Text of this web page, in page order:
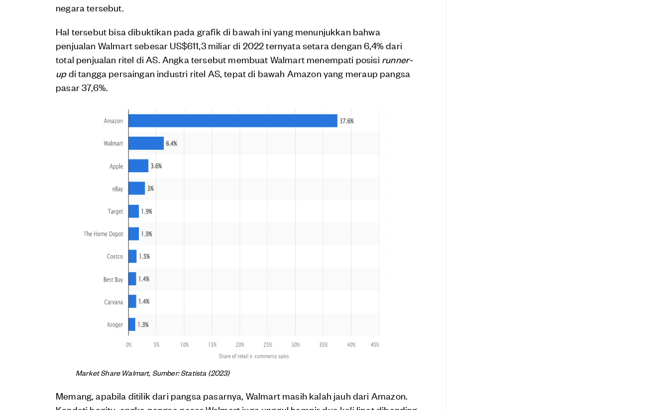
negara tersebut.
Hal tersebut bisa dibuktikan pada grafik di bawah ini yang menunjukkan bahwa
penjualan Walmart sebesar US$611,3 miliar di 2022 ternyata setara dengan 6,4% dari
total penjualan ritel di AS. Angka tersebut membuat Walmart menempati posisi runner-
updi tangga persaingan industri ritel AS, tepat di bawah Amazon yang meraup pangsa
pasar 37,6%.
Market Share Walmart, Sumber: Statista (2023)
Memang, apabila ditilik dari pangsa pasarnya, Walmart masih kalah jauh dari Amazon.